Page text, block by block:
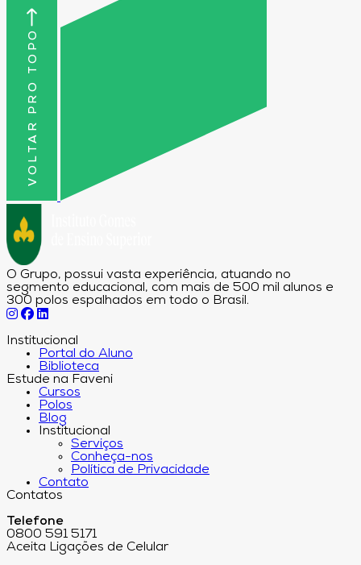
VOLTAR PRO TOPO
O Grupo, possui vasta experiência, atuando no
segmento educacional, com mais de 500 mil alunos e
300 polos espalhados em todo o Brasil.
Institucional
Portal do Aluno
Biblioteca
Estude na Faveni
Cursos
Polos
Blog
Institucional
Serviços
Conheça-nos
Política de Privacidade
Contato
Contatos
Telefone
0800 591 5171
Aceita Ligações de Celular